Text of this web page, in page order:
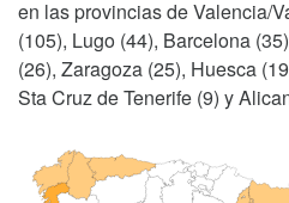
en las provincias de Valencia/
(105), Lugo (44), Barcelona
(26), Zaragoza (25), Huesca
Sta Cruz de Tenerife (9) y